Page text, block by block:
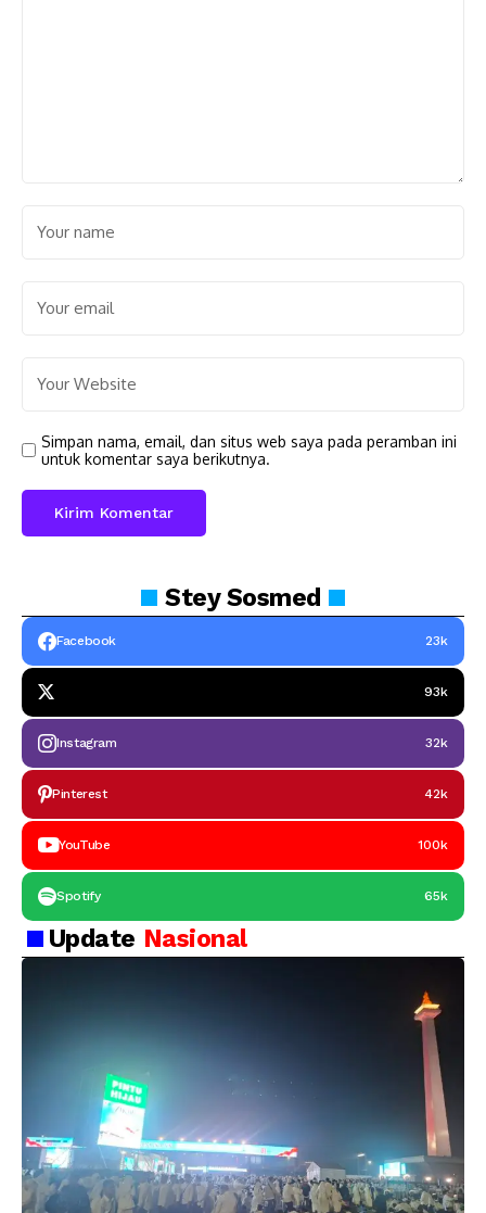
Simpan nama, email, dan situs web saya pada peramban ini
untuk komentar saya berikutnya.
SteySosmed
Facebook 23k
93k
Instagram 32k
Pinterest 42k
YouTube 100k
Spotify 65k
Update Nasional